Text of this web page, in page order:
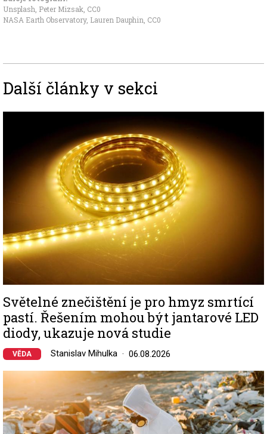
Unsplash, Peter Mizsak CC0
NASA Earth Observatory, Lauren Dauphin CC0
Další články v sekci
Světelné znečištění je pro hmyz smrtící
pastí. Řešením mohou být jantarové LED
diody, ukazuje nová studie
VĚDA Stanislav Mihulka 06.08.2026
Image